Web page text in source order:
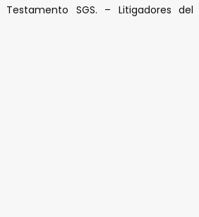
SGS. – Litigadores del